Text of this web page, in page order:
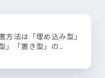
方法は「埋め込み型」
」「置き型」の…